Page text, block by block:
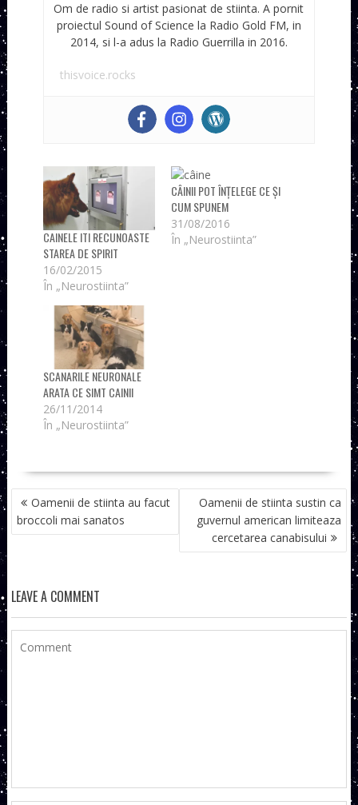
Om de radio si artist pasionat de stiinta. A pornit
proiectul Sound of Science la Radio Gold FM, in
2014, si l-a adus la Radio Guerrilla in 2016.
thisvoice.rocks
CAINELE ITI RECUNOASTE
STAREA DE SPIRIT
16/02/2015
În „Neurostiinta”
CÂINII POT ÎNȚELEGE CE ȘI
CUM SPUNEM
31/08/2016
În „Neurostiinta”
SCANARILE NEURONALE
ARATA CE SIMT CAINII
26/11/2014
În „Neurostiinta”
NAVIGARE
ÎN
ARTICOLE
Oamenii de stiinta au facut
broccoli mai sanatos
Oamenii de stiinta sustin ca
guvernul american limiteaza
cercetarea canabisului
LEAVE A COMMENT